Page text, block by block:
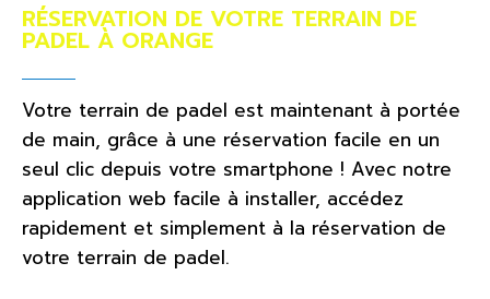
RÉSERVATION DE VOTRE TERRAIN DE
PADEL À ORANGE
Votre terrain de padel est maintenant à portée
de main, grâce à une réservation facile en un
seul clic depuis votre smartphone ! Avec notre
application web facile à installer, accédez
rapidement et simplement à la réservation de
votre terrain de padel.